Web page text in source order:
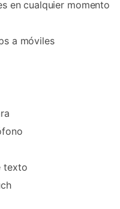
en cualquier momento
a móviles
texto